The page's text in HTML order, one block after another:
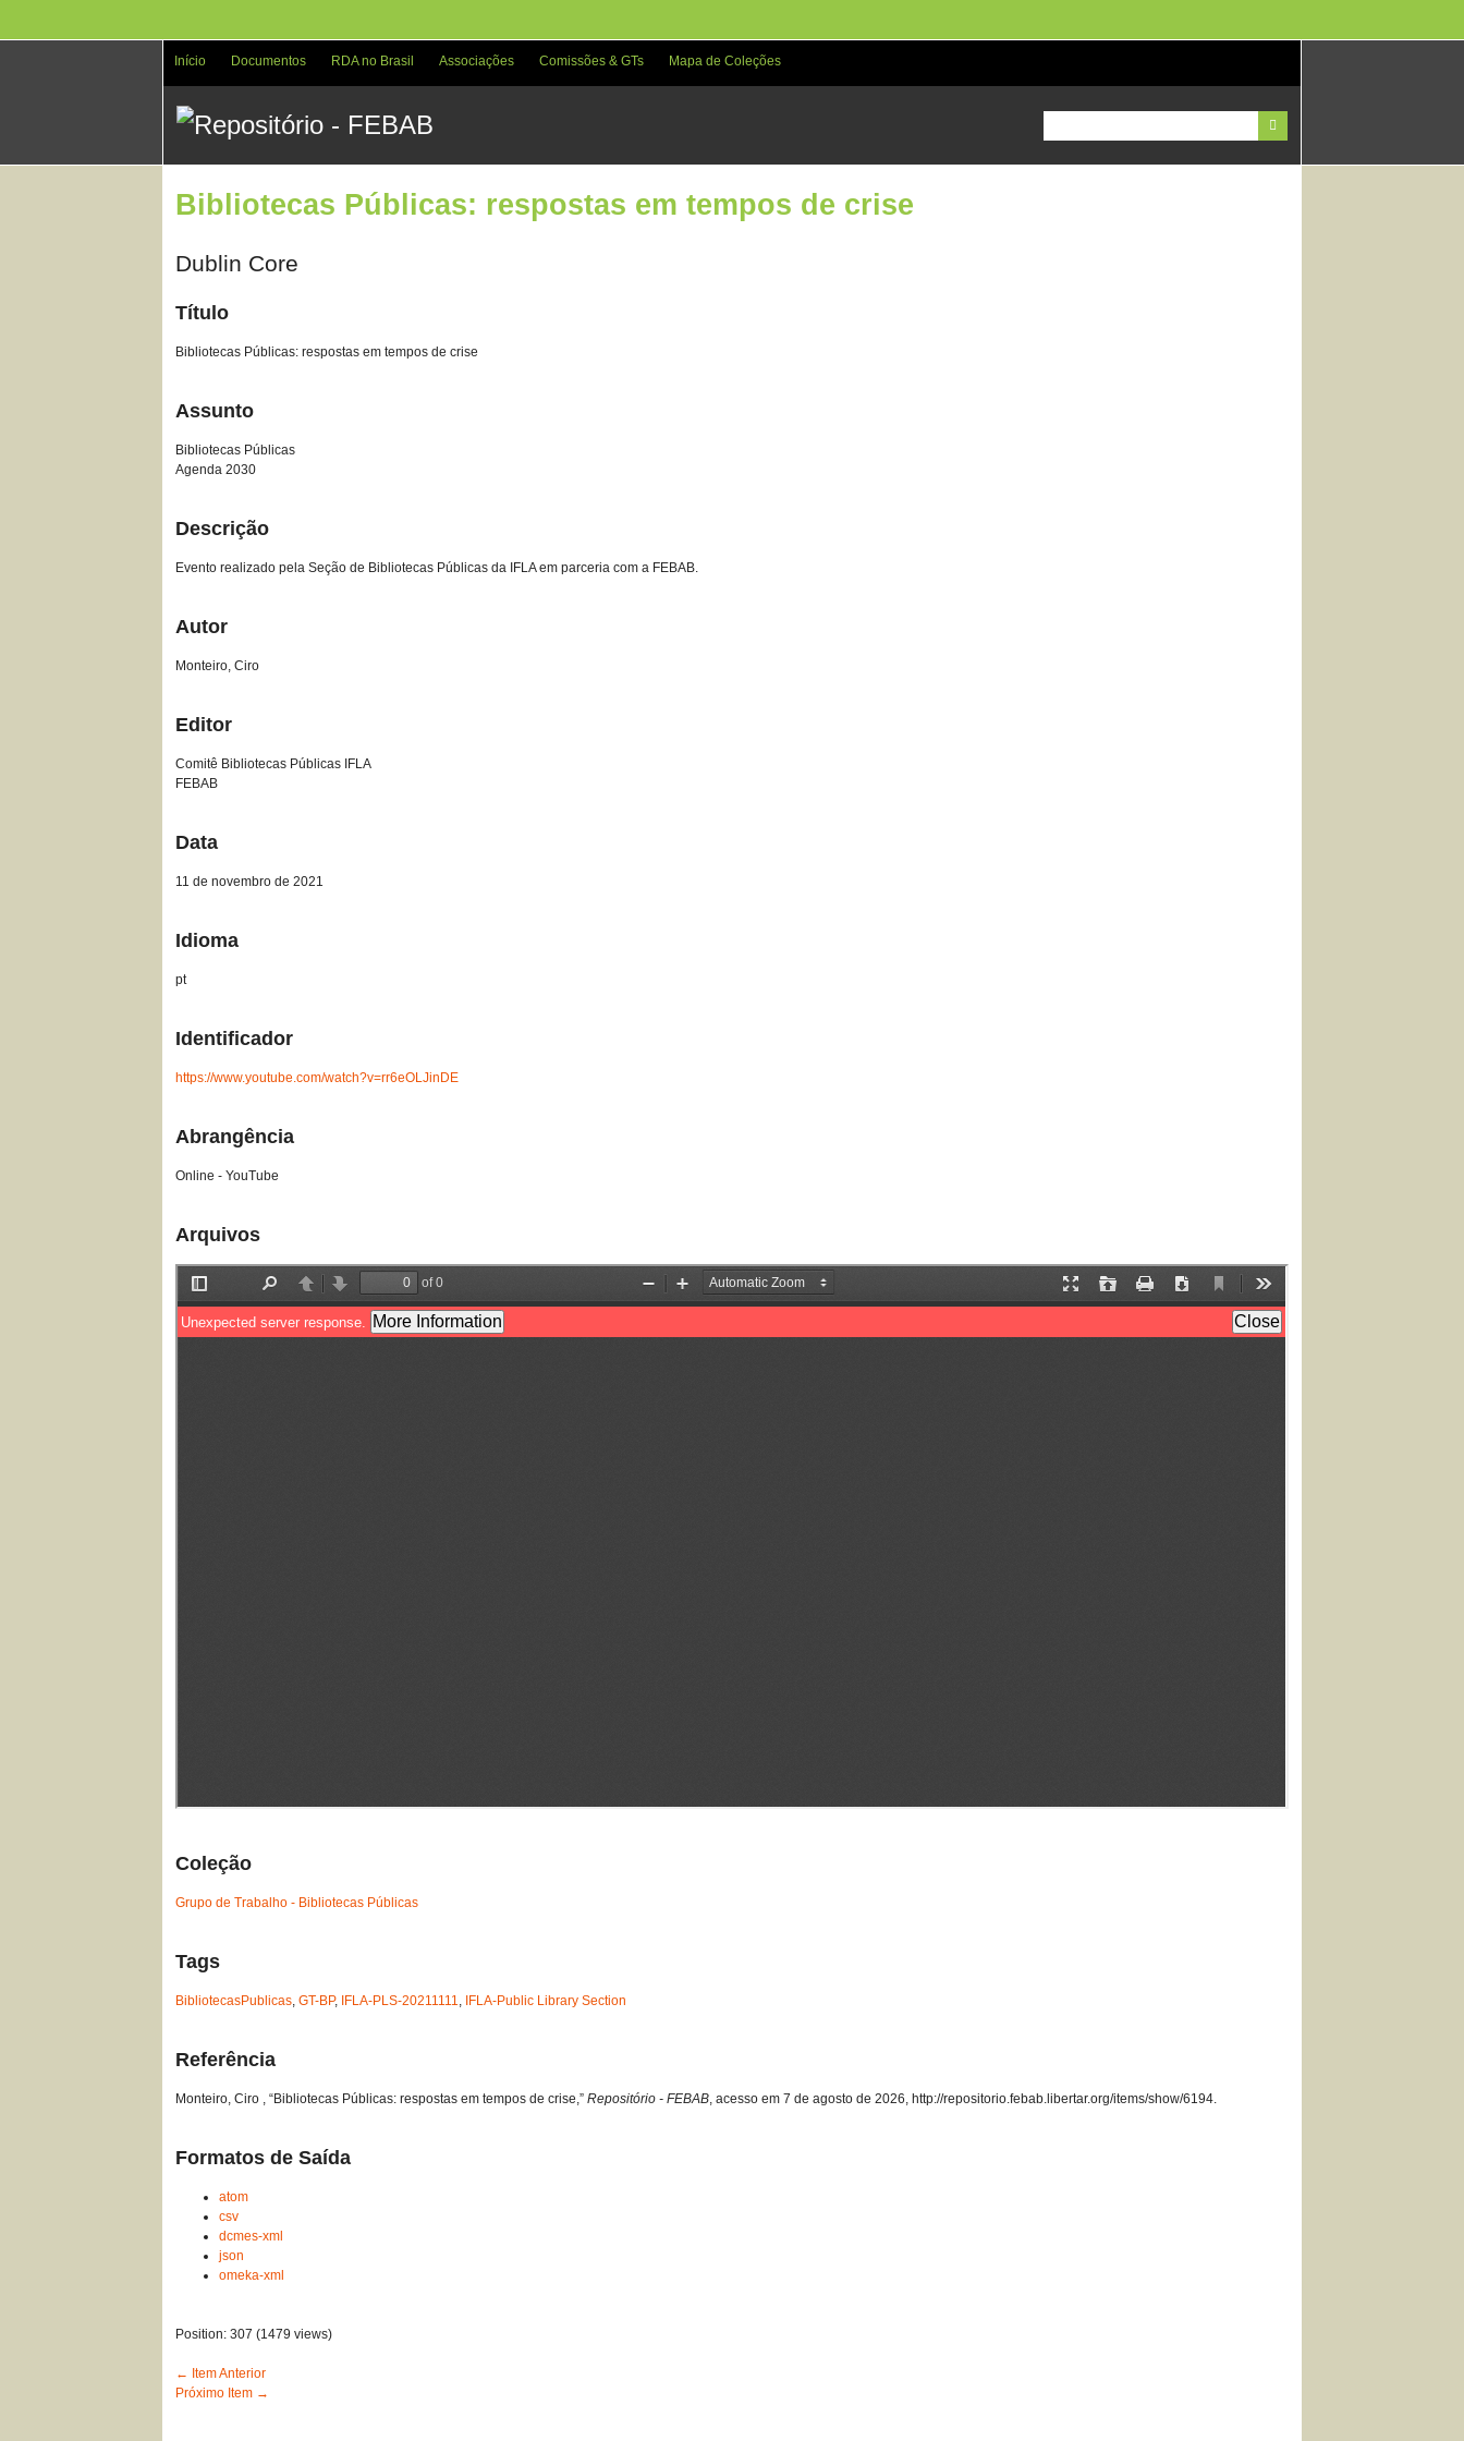
Início Documentos RDA no Brasil Associações Comissões & GTs Mapa de Coleções
Bibliotecas Públicas: respostas em tempos de crise
Dublin Core
Título
Bibliotecas Públicas: respostas em tempos de crise
Assunto
Bibliotecas Públicas
Agenda 2030
Descrição
Evento realizado pela Seção de Bibliotecas Públicas da IFLA em parceria com a FEBAB.
Autor
Monteiro, Ciro
Editor
Comitê Bibliotecas Públicas IFLA
FEBAB
Data
11 de novembro de 2021
Idioma
pt
Identificador
https://www.youtube.com/watch?v=rr6eOLJinDE
Abrangência
Online - YouTube
Arquivos
Coleção
Grupo de Trabalho - Bibliotecas Públicas
Tags
BibliotecasPublicas,GT-BP, IFLA-PLS-20211111, IFLA-Public Library Section
Referência
Monteiro, Ciro , “Bibliotecas Públicas: respostas em tempos de crise,”Repositório - FEBAB, acesso em 7 de agosto de 2026, http://repositorio.febab.libertar.org/items/show/6194.
Formatos de Saída
atom
csv
dcmes-xml
json
omeka-xml
Position:307 (1479 views)
← Item Anterior
Próximo Item →